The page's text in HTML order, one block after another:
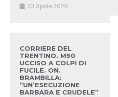
23 Aprile 2026
CORRIERE DEL
TRENTINO. M90
UCCISO A COLPI DI
FUCILE. ON.
BRAMBILLA:
“UN’ESECUZIONE
BARBARA E CRUDELE”